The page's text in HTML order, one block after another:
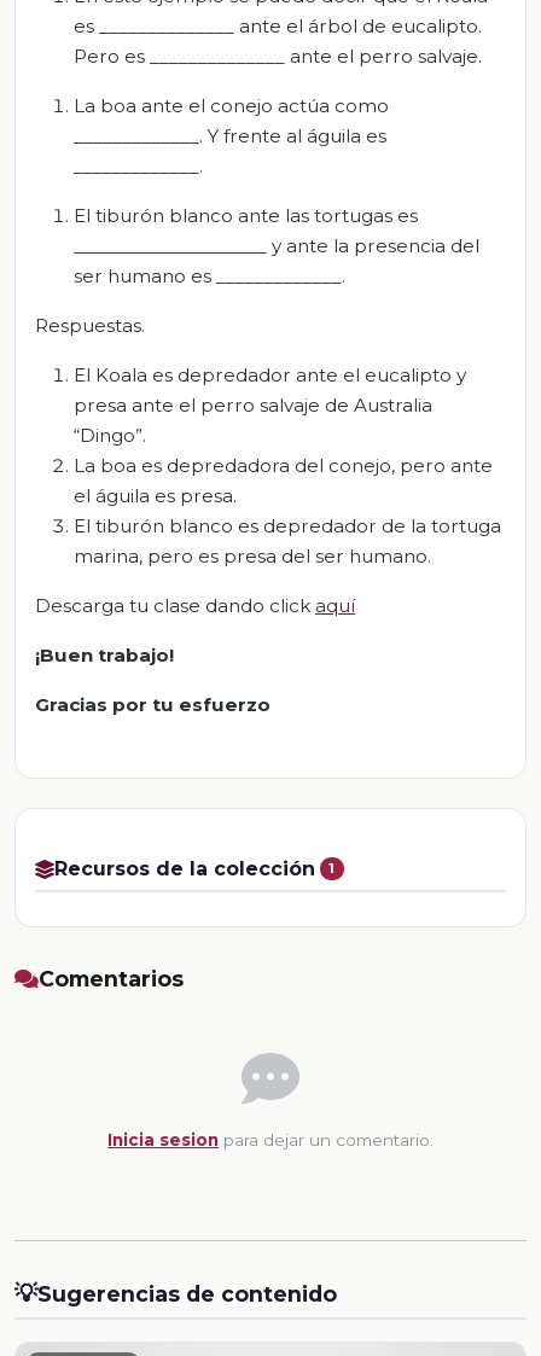
es ______________ ante el árbol de eucalipto.
Pero es ______________ ante el perro salvaje.
La boa ante el conejo actúa como
_____________. Y frente al águila es
_____________.
El tiburón blanco ante las tortugas es
____________________ y ante la presencia del
ser humano es _____________.
Respuestas.
El Koala es depredador ante el eucalipto y
presa ante el perro salvaje de Australia
“Dingo”.
La boa es depredadora del conejo, pero ante
el águila es presa.
El tiburón blanco es depredador de la tortuga
marina, pero es presa del ser humano.
Descarga tu clase dando click aquí
¡Buen trabajo!
Gracias por tu esfuerzo
Recursos de la colección 1
Comentarios
Inicia sesion para dejar un comentario.
💡Sugerencias de contenido